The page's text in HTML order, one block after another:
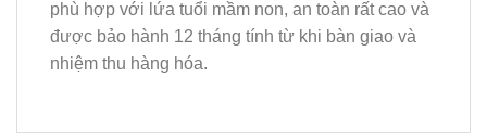
phù hợp với lứa tuổi mầm non, an toàn rất cao và
được bảo hành 12 tháng tính từ khi bàn giao và
nhiệm thu hàng hóa.